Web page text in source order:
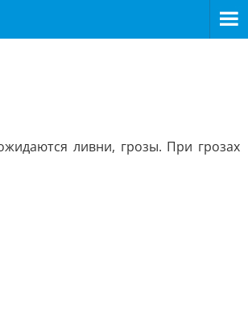
ливни, грозы. При грозах